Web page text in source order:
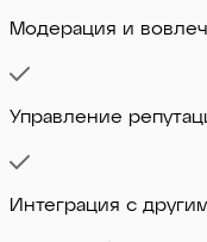
Модерация и
Управление
Интеграция с